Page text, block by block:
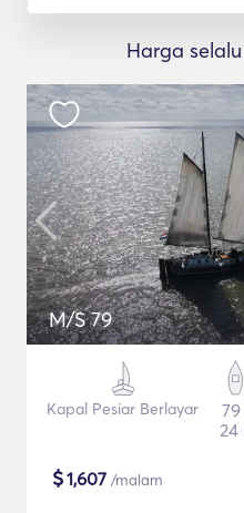
Harga
M/S 79
Kapal Pesiar Berlayar
24
$1,607 /malam